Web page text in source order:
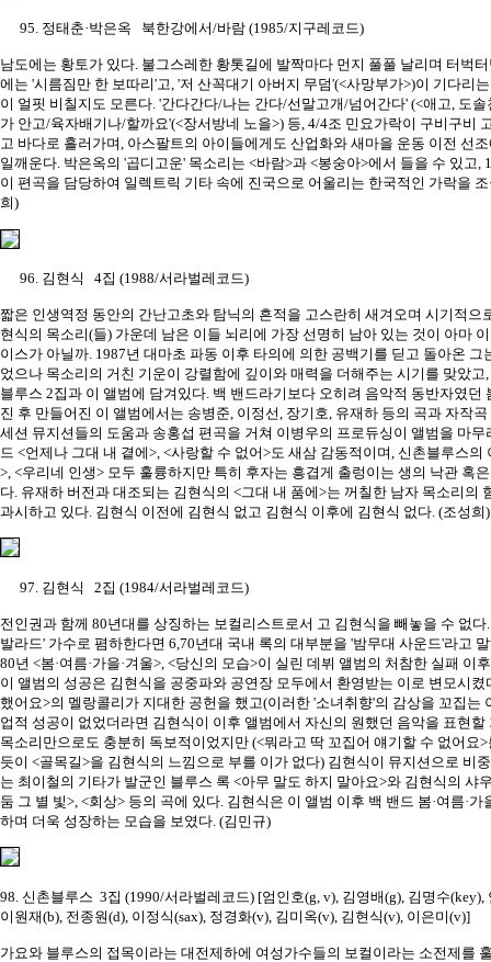
95. 정태춘·박은옥 북한강에서/바람 (1985/지구레코드)
남도에는 황토가 있다. 불그스레한 황톳길에 발짝마다 먼지 풀풀 날리며 터벅
에는 '시름짐만 한 보따리'고, '저 산꼭대기 아버지 무덤'(<사망부가>)이 기다리
이 얼핏 비칠지도 모른다. '간다간다/나는 간다/선말고개/넘어간다' (<애고, 도
가 안고/육자배기나/할까요'(<장서방네 노을>) 등, 4/4조 민요가락이 구비구비
고 바다로 흘러가며, 아스팔트의 아이들에게도 산업화와 새마을 운동 이전 선
일깨운다. 박은옥의 '곱디고운' 목소리는 <바람>과 <봉숭아>에서 들을 수 있고,
이 편곡을 담당하여 일렉트릭 기타 속에 진국으로 어울리는 한국적인 가락을
희)
96. 김현식 4집 (1988/서라벌레코드)
짧은 인생역정 동안의 간난고초와 탐닉의 흔적을 고스란히 새겨오며 시기적으
현식의 목소리(들) 가운데 남은 이들 뇌리에 가장 선명히 남아 있는 것이 아마
이스가 아닐까. 1987년 대마초 파동 이후 타의에 의한 공백기를 딛고 돌아온 그
었으나 목소리의 거친 기운이 강렬함에 깊이와 매력을 더해주는 시기를 맞았고
블루스 2집과 이 앨범에 담겨있다. 백 밴드라기보다 오히려 음악적 동반자였던
진 후 만들어진 이 앨범에서는 송병준, 이정선, 장기호, 유재하 등의 곡과 자작
세션 뮤지션들의 도움과 송홍섭 편곡을 거쳐 이병우의 프로듀싱이 앨범을 마
드 <언제나 그대 내 곁에>, <사랑할 수 없어>도 새삼 감동적이며, 신촌블루스
>, <우리네 인생> 모두 훌륭하지만 특히 후자는 흥겹게 출렁이는 생의 낙관 혹
다. 유재하 버전과 대조되는 김현식의 <그대 내 품에>는 꺼칠한 남자 목소리의
과시하고 있다. 김현식 이전에 김현식 없고 김현식 이후에 김현식 없다. (조성희)
97. 김현식 2집 (1984/서라벌레코드)
전인권과 함께 80년대를 상징하는 보컬리스트로서 고 김현식을 빼놓을 수 없
발라드' 가수로 폄하한다면 6,70년대 국내 록의 대부분을 '밤무대 사운드'라고
80년 <봄·여름·가을·겨울>, <당신의 모습>이 실린 데뷔 앨범의 처참한 실패 이
이 앨범의 성공은 김현식을 공중파와 공연장 모두에서 환영받는 이로 변모시켰
했어요>의 멜랑콜리가 지대한 공헌을 했고(이러한 '소녀취향'의 감상을 꼬집는
업적 성공이 없었더라면 김현식이 이후 앨범에서 자신의 원했던 음악을 표현할
목소리만으로도 충분히 독보적이었지만 (<뭐라고 딱 꼬집어 얘기할 수 없어요
듯이 <골목길>을 김현식의 느낌으로 부를 이가 없다) 김현식이 뮤지션으로 비
는 최이철의 기타가 발군인 블루스 록 <아무 말도 하지 말아요>와 김현식의 샤
둠 그 별 빛>, <회상> 등의 곡에 있다. 김현식은 이 앨범 이후 백 밴드 봄·여름·가
하며 더욱 성장하는 모습을 보였다. (김민규)
98. 신촌블루스 3집 (1990/서라벌레코드) [엄인호(g, v), 김영배(g), 김명수(key),
이원재(b), 전종원(d), 이정식(sax), 정경화(v), 김미옥(v), 김현식(v), 이은미(v)]
가요와 블루스의 접목이라는 대전제하에 여성가수들의 보컬이라는 소전제를